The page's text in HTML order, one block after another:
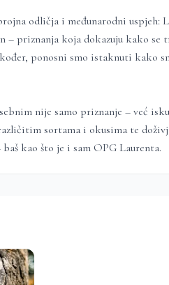
odličja i međunarodni uspjeh:
priznanja koja dokazuju kako se
ponosni smo istaknuti kako
nije samo priznanje – već
sortama i okusima te
kao što je i sam OPG Laurenta.